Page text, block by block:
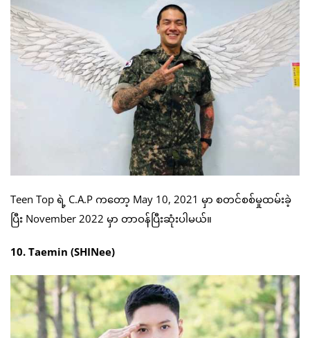
Teen Top ရဲ့ C.A.P ကတော့ May 10, 2021 မှာ စတင်စစ်မှုထမ်းခဲ့
ပြီး November 2022 မှာ တာဝန်ပြီးဆုံးပါမယ်။
10. Taemin (SHINee)